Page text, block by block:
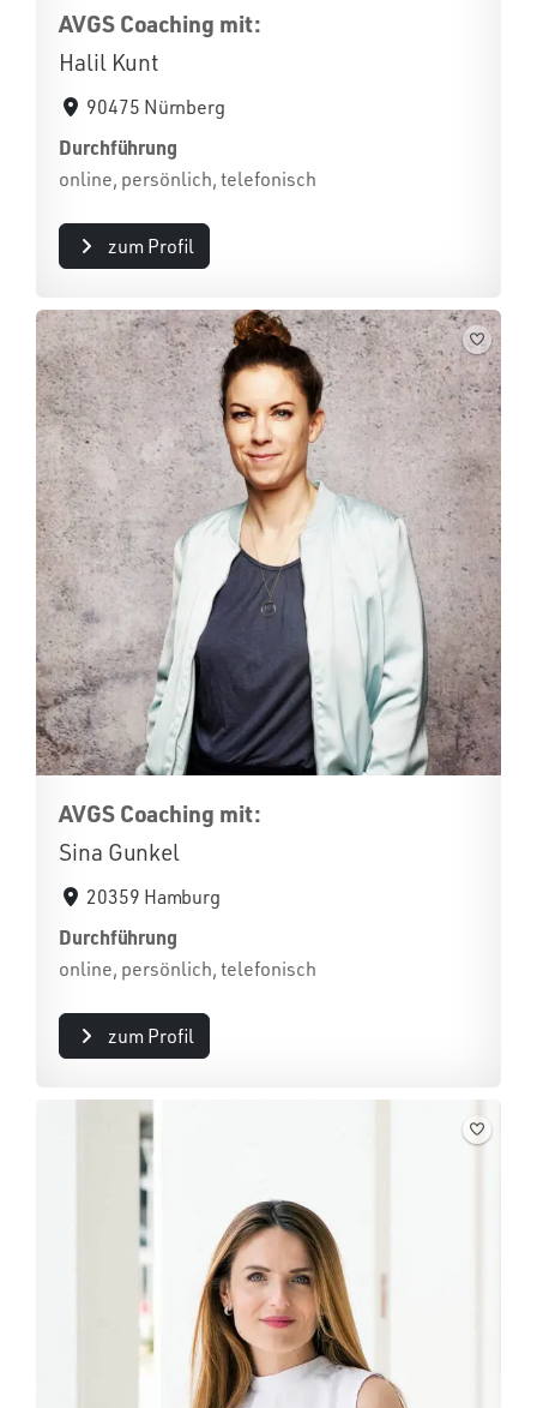
AVGS Coaching mit:
Halil Kunt
90475 Nürnberg
Durchführung
online, persönlich, telefonisch
zum Profil
AVGS Coaching mit:
Sina Gunkel
20359 Hamburg
Durchführung
online, persönlich, telefonisch
zum Profil